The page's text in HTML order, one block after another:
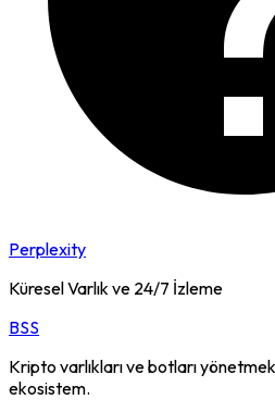
Perplexity
Küresel Varlık ve 24/7 İzleme
BSS
Kripto varlıkları ve botları
ekosistem.